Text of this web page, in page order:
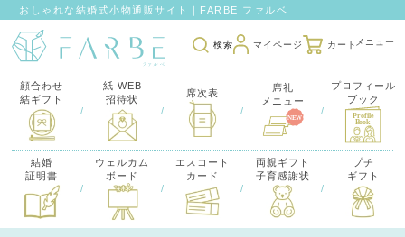
おしゃれな結婚式小物通販サイト｜FARBE ファルベ
検索 マイページ カート
顔合わせ
結ギフト
/
紙 WEB
招待状
/
席次表
/
席礼
メニュー
/
プロフィール
ブック
結婚
証明書
/
ウェルカム
ボード
/
エスコート
カード
/
両親ギフト
子育感謝状
/
プチ
ギフト